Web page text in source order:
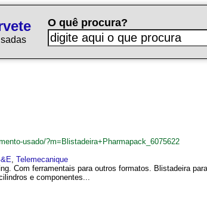
O quê procura?
usado/?m=Blistadeira+Pharmapack_6075622
, Telemecanique
Com ferramentais para outros formatos. Blistadeira
e componentes...